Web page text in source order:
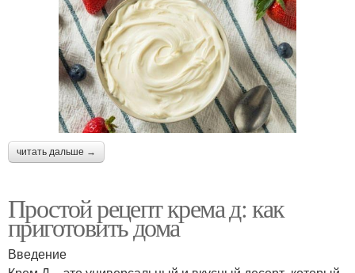
читать дальше →
Простой рецепт крема д: как
приготовить дома
Введение